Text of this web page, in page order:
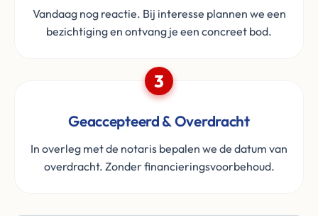
Vandaag nog reactie. Bij interesse plannen we een
bezichtiging en ontvang je een concreet bod.
3
Geaccepteerd & Overdracht
In overleg met de notaris bepalen we de datum van
overdracht. Zonder financieringsvoorbehoud.